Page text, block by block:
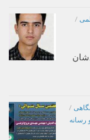
/
/